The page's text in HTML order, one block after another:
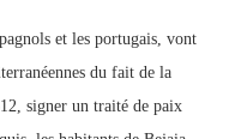
et les portugais, vont
du fait de la
signer un traité de paix